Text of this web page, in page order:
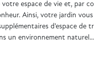
espace de vie et, par
Ainsi, votre jardin
d'espace de
un environnement